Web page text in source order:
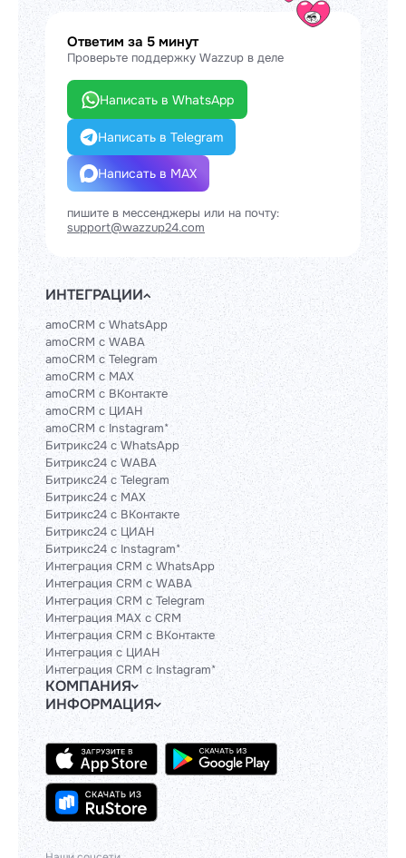
Ответим за 5 минут
Проверьте поддержку Wazzup в деле
Написать в WhatsApp
Написать в Telegram
Написать в MAX
пишите в мессенджеры или на почту:
support@wazzup24.com
ИНТЕГРАЦИИ
amoCRM с WhatsApp
amoCRM с WABA
amoCRM с Telegram
amoCRM с MAX
amoCRM с ВКонтакте
amoCRM с ЦИАН
amoCRM с Instagram*
Битрикс24 с WhatsApp
Битрикс24 с WABA
Битрикс24 с Telegram
Битрикс24 с MAX
Битрикс24 с ВКонтакте
Битрикс24 с ЦИАН
Битрикс24 с Instagram*
Интеграция CRM с WhatsApp
Интеграция CRM с WABA
Интеграция CRM с Telegram
Интеграция MAX с CRM
Интеграция CRM с ВКонтакте
Интеграция с ЦИАН
Интеграция CRM с Instagram*
КОМПАНИЯ
Блог
Гайды
Контакты
Политики и соглашения
Сведения об ИТ-деятельности
ИНФОРМАЦИЯ
Официальным партнерам
Техническим партнерам
Тарифы
API
База знаний